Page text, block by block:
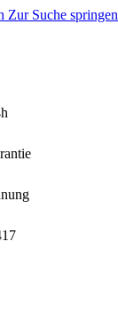
Zur Suche springen